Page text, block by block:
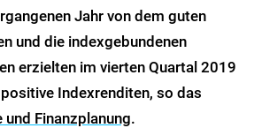
Jahr von dem guten
und die indexgebundenen
erzielten im vierten Quartal 2019
Indexrenditen, so das
Finanzplanung.